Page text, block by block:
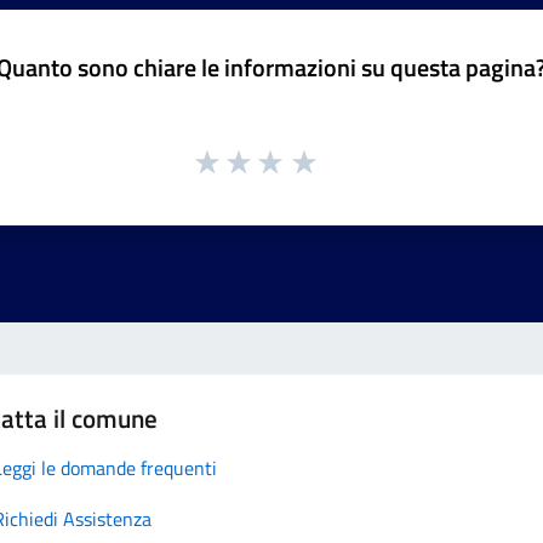
sono chiare le informazioni su questa
il comune
le domande frequenti
Assistenza